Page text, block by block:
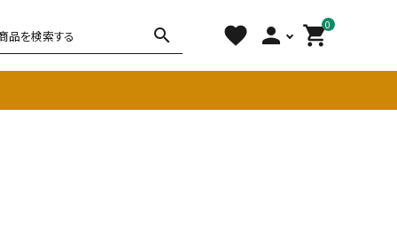
search favorite person 0
shopping_cart